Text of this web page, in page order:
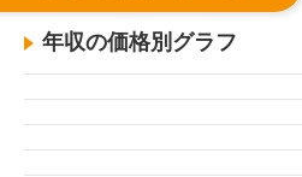
年収の価格別グラフ